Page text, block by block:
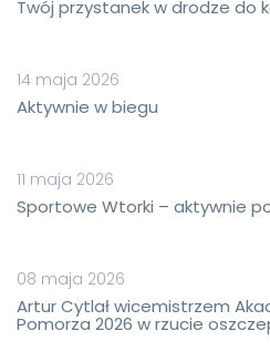
Twój przystanek w drodze do
14 maja 2026
Aktywnie w biegu
11 maja 2026
Sportowe Wtorki – aktywnie
08 maja 2026
Artur Cytlał wicemistrzem
Pomorza 2026 w rzucie